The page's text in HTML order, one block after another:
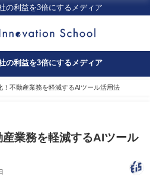
の利益を3倍にするメディア
の利益を3倍にするメディア
！不動産業務を軽減するAIツール活用法
業務を軽減するAIツール